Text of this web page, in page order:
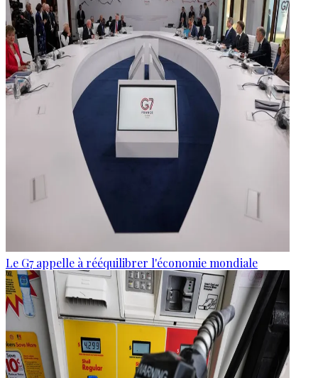
Le G7 appelle à rééquilibrer l'économie mondiale